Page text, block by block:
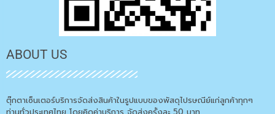
ABOUT US
ตุ๊กตาเซ็นเตอร์บริการจัดส่งสินค้าในรูปแบบของพัสดุไปรษณีย์แก่ลูกค้าทุกๆ